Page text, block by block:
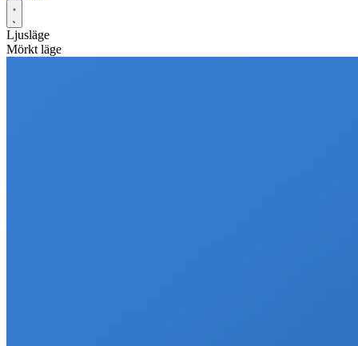
Ljusläge
Mörkt läge